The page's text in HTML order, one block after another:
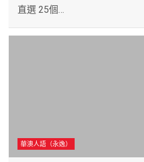
直選 25個…
華澳人語（永逸）